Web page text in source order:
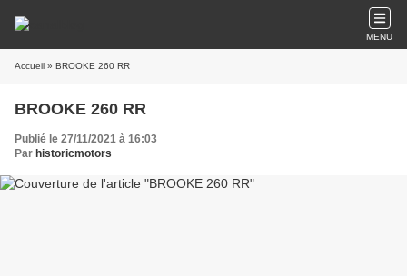
MENU
Accueil » BROOKE 260 RR
BROOKE 260 RR
Publié le 27/11/2021 à 16:03
Par historicmotors